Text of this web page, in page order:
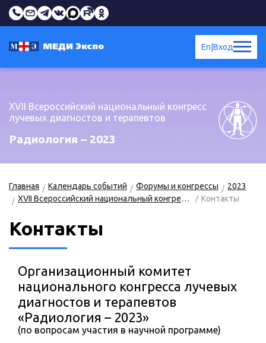
Вход
En
XVII Всероссийский национальный конгресс
лучевых диагностов и терапевтов
Радиология – 2023
Главная Календарь событий Форумы и конгрессы
2023
XVII Всероссийский национальный конгресс лучевых диагностов и терапевтов «Радиология – 2023»
Контакты
Контакты
Организационный комитет
национального конгресса лучевых
диагностов и терапевтов
«Радиология – 2023»
(по вопросам участия в научной программе)